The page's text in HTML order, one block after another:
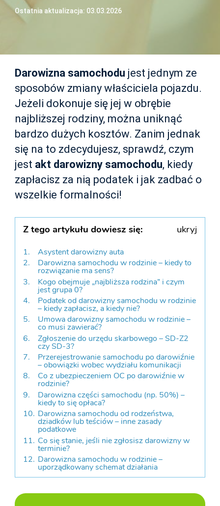
Ostatnia aktualizacja: 03.03.2026
Darowizna samochodu jest jednym ze
sposobów zmiany właściciela pojazdu.
Jeżeli dokonuje się jej w obrębie
najbliższej rodziny, można uniknąć
bardzo dużych kosztów. Zanim jednak
się na to zdecydujesz, sprawdź, czym
jest akt darowizny samochodu, kiedy
zapłacisz za nią podatek i jak zadbać o
wszelkie formalności!
Z tego artykułu dowiesz się: ukryj
Asystent darowizny auta
Darowizna samochodu w rodzinie – kiedy to
rozwiązanie ma sens?
Kogo obejmuje „najbliższa rodzina” i czym
jest grupa 0?
Podatek od darowizny samochodu w rodzinie
– kiedy zapłacisz, a kiedy nie?
Umowa darowizny samochodu w rodzinie –
co musi zawierać?
Zgłoszenie do urzędu skarbowego – SD-Z2
czy SD-3?
Przerejestrowanie samochodu po darowiźnie
– obowiązki wobec wydziału komunikacji
Co z ubezpieczeniem OC po darowiźnie w
rodzinie?
Darowizna części samochodu (np. 50%) –
kiedy to się opłaca?
Darowizna samochodu od rodzeństwa,
dziadków lub teściów – inne zasady
podatkowe
Co się stanie, jeśli nie zgłosisz darowizny w
terminie?
Darowizna samochodu w rodzinie –
uporządkowany schemat działania